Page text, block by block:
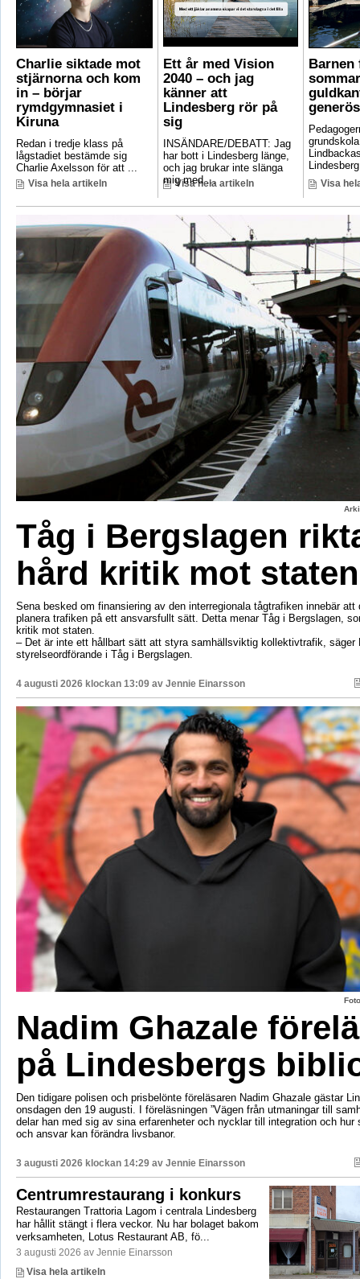
Charlie siktade mot
stjärnorna och kom
in – börjar
rymdgymnasiet i
Kiruna
Redan i tredje klass på
lågstadiet bestämde sig
Charlie Axelsson för att ...
Visa hela artikeln
Ett år med Vision
2040 – och jag
känner att
Lindesberg rör på
sig
INSÄNDARE/DEBATT: Jag
har bott i Lindesberg länge,
och jag brukar inte slänga
mig med ...
Visa hela artikeln
Barnen
Visa
Tåg i Bergslagen
hård kritik mot staten
Sena besked om finansiering av den interregionala tågtrafiken innebär att
planera trafiken på ett ansvarsfullt sätt. Detta menar Tåg i Bergslagen,
kritik mot staten.
– Det är inte ett hållbart sätt att styra samhällsviktig kollektivtrafik, säger
styrelseordförande i Tåg i Bergslagen.
4 augusti 2026 klockan 13:09 av Jennie Einarsson
Nadim Ghazale
på Lindesbergs
Den tidigare polisen och prisbelönte föreläsaren Nadim Ghazale gästar
onsdagen den 19 augusti. I föreläsningen ”Vägen från utmaningar till
delar han med sig av sina erfarenheter och nycklar till integration och hur
och ansvar kan förändra livsbanor.
3 augusti 2026 klockan 14:29 av Jennie Einarsson
Centrumrestaurang i konkurs
Restaurangen Trattoria Lagom i centrala Lindesberg
har hållit stängt i flera veckor. Nu har bolaget bakom
verksamheten, Lotus Restaurant AB, fö...
3 augusti 2026 av Jennie Einarsson
Visa hela artikeln